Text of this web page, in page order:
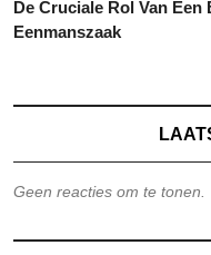
De Cruciale Rol Van
Eenmanszaak
Geen reacties om te tonen.